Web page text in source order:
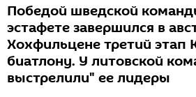
Победой шведской
эстафете завершился в
Хохфильцене третий этап
биатлону. У литовской
выстрелили" ее лидеры